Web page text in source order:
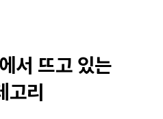
서 뜨고 있는
고리